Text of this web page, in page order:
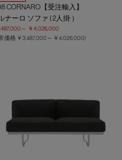
CORNARO【受注輸入】
ナーロ ソファ ( 2人掛 ）
～ ￥4,026,000
価格 ￥3,487,000～ ￥4,026,000)